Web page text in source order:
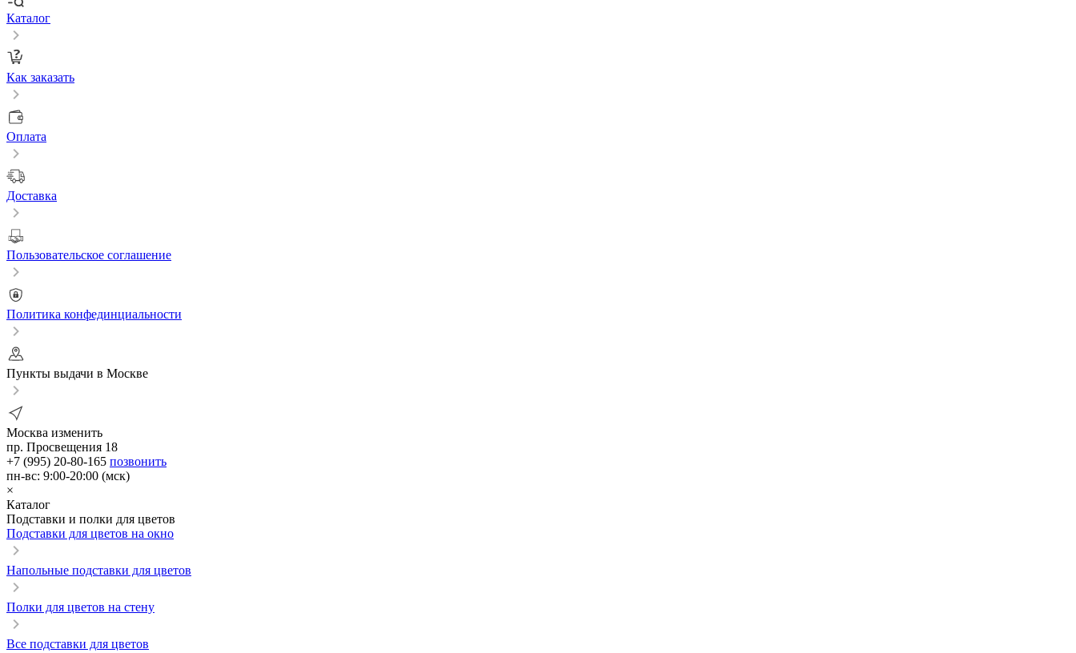
Каталог
Как заказать
Оплата
Доставка
Пользовательское соглашение
Политика конфединциальности
Пункты выдачи в Москве
Москва изменить
пр. Просвещения 18
+7 (995) 20-80-165 позвонить
пн-вс: 9:00-20:00 (мск)
×
Каталог
Подставки и полки для цветов
Подставки для цветов на окно
Напольные подставки для цветов
Полки для цветов на стену
Все подставки для цветов